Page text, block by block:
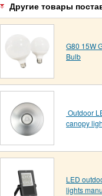
Другие товары
G80 15W
Bulb
Outdoor
canopy
LED
lights